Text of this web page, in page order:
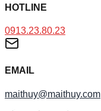
HOTLINE
0913.23.80.23
EMAIL
maithuy@maithuy.com